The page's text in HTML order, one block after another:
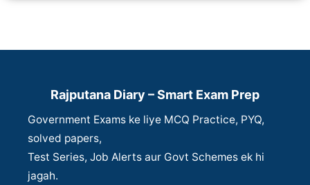
Rajputana Diary – Smart Exam Prep
Government Exams ke liye MCQ Practice, PYQ,
solved papers,
Test Series, Job Alerts aur Govt Schemes ek hi
jagah.